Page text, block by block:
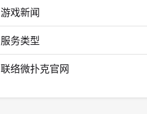
游戏新闻
服务类型
联络微扑克官网